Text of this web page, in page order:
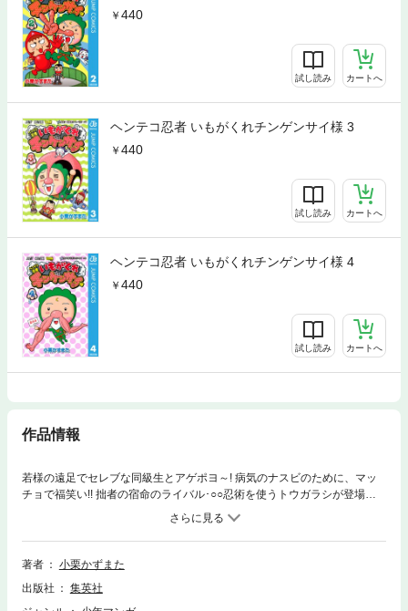
440
試し読み カートへ
ヘンテコ忍者 いもがくれチンゲンサイ様 3
440
試し読み カートへ
ヘンテコ忍者 いもがくれチンゲンサイ様 4
440
試し読み カートへ
作品情報
若様の遠足でセレブな同級生とアゲポヨ～! 病気のナスビのために、マッ
チョで福笑い!! 拙者の宿命のライバル･○○忍術を使うトウガラシが登場…!?
など、イケメンの拙者が超モテまくりの2巻です!!(嘘)
著者
小栗かずまた
出版社
集英社